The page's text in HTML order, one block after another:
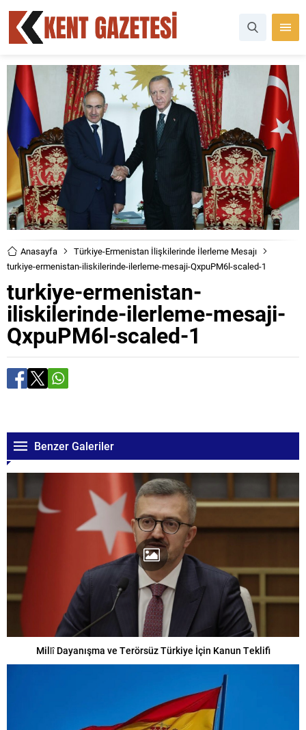
Anasayfa
Türkiye-Ermenistan İlişkilerinde İlerleme Mesajı
turkiye-ermenistan-iliskilerinde-ilerleme-mesaji-QxpuPM6l-scaled-1
turkiye-ermenistan-
iliskilerinde-ilerleme-mesaji-
QxpuPM6l-scaled-1
Benzer Galeriler
Millî Dayanışma ve Terörsüz Türkiye İçin Kanun Teklifi